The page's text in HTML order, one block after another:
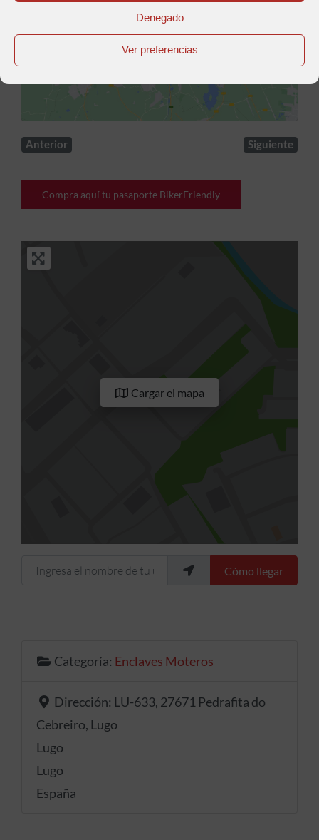
Denegado
Ver preferencias
Haz clic para aceptar cookies de marketing y
Anterior Siguiente
Compra aquí tu pasaporte BikerFriendly
Cargar el mapa
Ingresa el nombre de tu ubicación Cómo llegar
Categoría: Enclaves Moteros
Dirección: LU-633, 27671 Pedrafita do
Cebreiro, Lugo
Lugo
Lugo
España